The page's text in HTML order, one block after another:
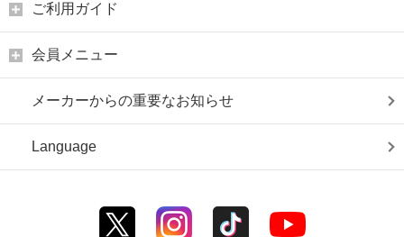
ご利用ガイド
会員メニュー
メーカーからの重要なお知らせ
Language